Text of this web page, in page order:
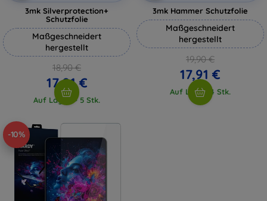
3mk Silverprotection+
Schutzfolie
Maßgeschneidert
hergestellt
18,90 €
17,01 €
Auf Lager > 5 Stk.
3mk Hammer Schutzfolie
Maßgeschneidert
hergestellt
19,90 €
17,91 €
Auf Lager 4 Stk.
-10%